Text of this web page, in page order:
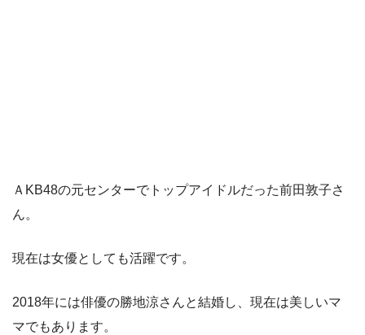
ＡKB48の元センターでトップアイドルだった前田敦子さ
ん。
現在は女優としても活躍です。
2018年には俳優の勝地涼さんと結婚し、現在は美しいマ
マでもあります。